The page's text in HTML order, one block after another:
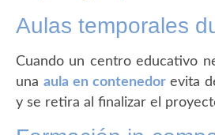
Aulas temporales
Cuando un centro educativo
una aula en contenedorevita
y se retira al finalizar el